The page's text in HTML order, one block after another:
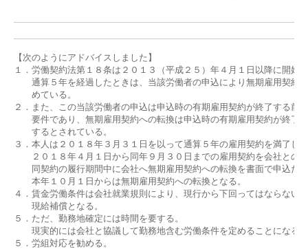
【次のようにアドバイスしました
１．労働契約法第１８条は２０１３（平成２５）年４月１日以降に開始
通算５年を経過したときは、当該労働者の申込により無期雇用契約
めている。
２．また、この当該労働者の申込は申込時の有期雇用契約が終了する前
要件であり、無期雇用契約への転換は申込時の有期雇用契約が終了
するとされている。
３．本人は２０１８年３月３１日を以って通算５年の雇用契約を満了し
２０１８年４月１日から同年９月３０日までの雇用契約を会社との
同契約の履行期間中に会社へ無期雇用契約への転換を書面で申込だ
本年１０月１日からは無期雇用契約への転換となる。
４．賃金労働条件は会社就業規則により、現行から下回ってはならない
現給補償となる。
５．ただ、勤務地確定には時間を要する。
現実的には会社と協議して勤務地含む労働条件を定めることになる。
５．労組対応を勧める。